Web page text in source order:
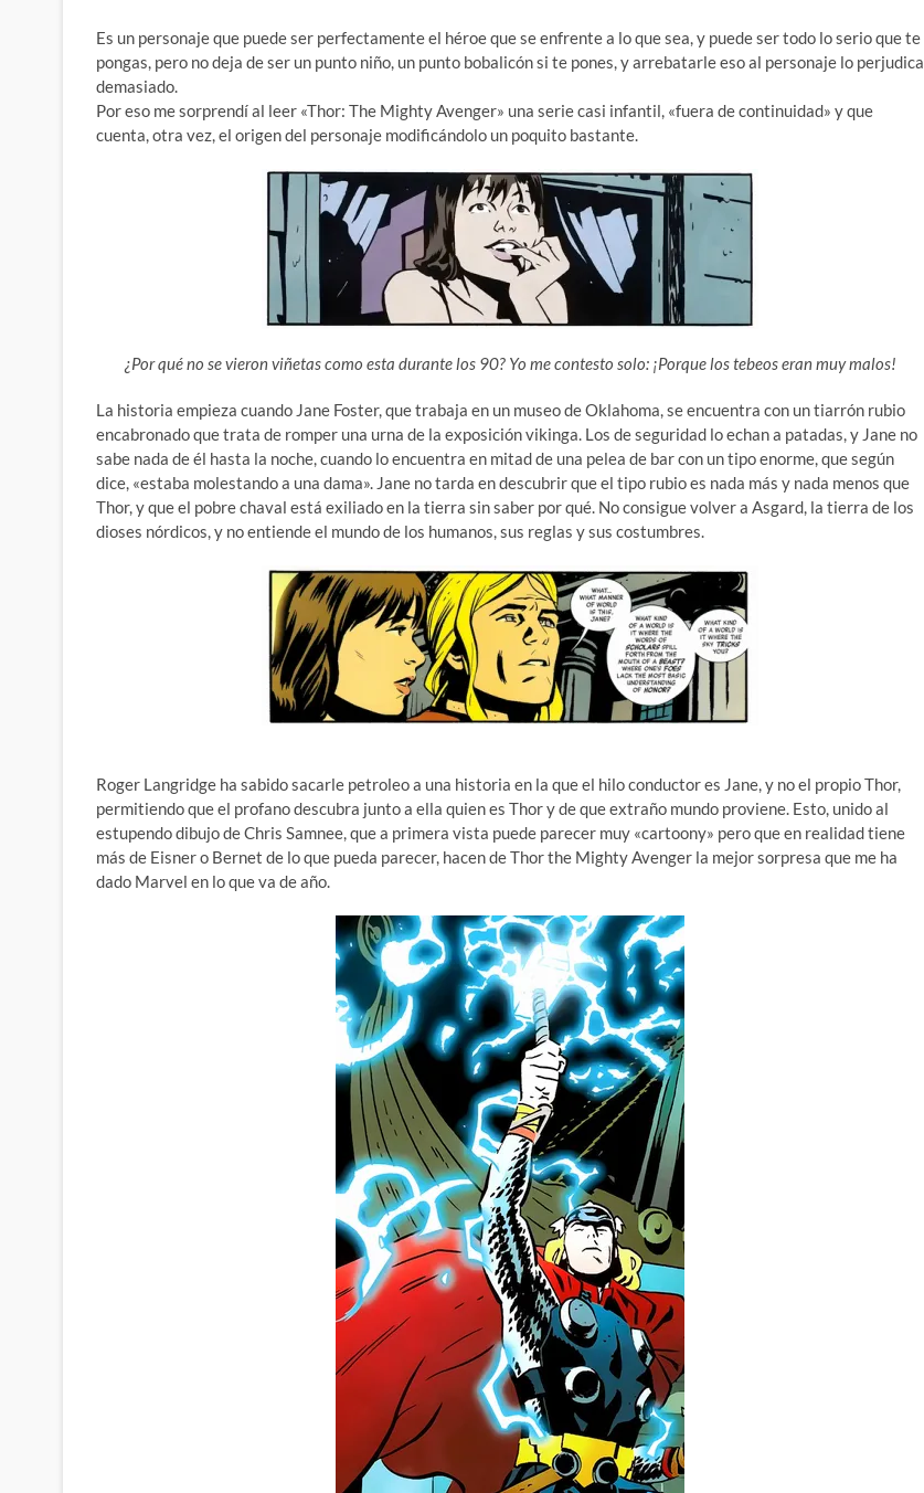
Es un personaje que puede ser perfectamente el héroe que se enfrente a lo que sea, y puede ser todo lo serio que te
pongas, pero no deja de ser un punto niño, un punto bobalicón si te pones, y arrebatarle eso al personaje lo perjudica
demasiado.
Por eso me sorprendí al leer «Thor: The Mighty Avenger» una serie casi infantil, «fuera de continuidad» y que
cuenta, otra vez, el origen del personaje modificándolo un poquito bastante.
¿Por qué no se vieron viñetas como esta durante los 90? Yo me contesto solo: ¡Porque los tebeos eran muy malos!
La historia empieza cuando Jane Foster, que trabaja en un museo de Oklahoma, se encuentra con un tiarrón rubio
encabronado que trata de romper una urna de la exposición vikinga. Los de seguridad lo echan a patadas, y Jane no
sabe nada de él hasta la noche, cuando lo encuentra en mitad de una pelea de bar con un tipo enorme, que según
dice, «estaba molestando a una dama». Jane no tarda en descubrir que el tipo rubio es nada más y nada menos que
Thor, y que el pobre chaval está exiliado en la tierra sin saber por qué. No consigue volver a Asgard, la tierra de los
dioses nórdicos, y no entiende el mundo de los humanos, sus reglas y sus costumbres.
Roger Langridge ha sabido sacarle petroleo a una historia en la que el hilo conductor es Jane, y no el propio Thor,
permitiendo que el profano descubra junto a ella quien es Thor y de que extraño mundo proviene. Esto, unido al
estupendo dibujo de Chris Samnee, que a primera vista puede parecer muy «cartoony» pero que en realidad tiene
más de Eisner o Bernet de lo que pueda parecer, hacen de Thor the Mighty Avenger la mejor sorpresa que me ha
dado Marvel en lo que va de año.